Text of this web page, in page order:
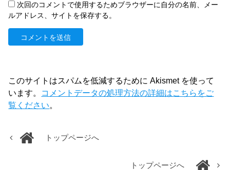
次回のコメントで使用するためブラウザーに自分の名前、メー
ルアドレス、サイトを保存する。
このサイトはスパムを低減するために Akismet を使って
います。 コメントデータの処理方法の詳細はこちらをご
覧ください
トップページへ
トップページへ